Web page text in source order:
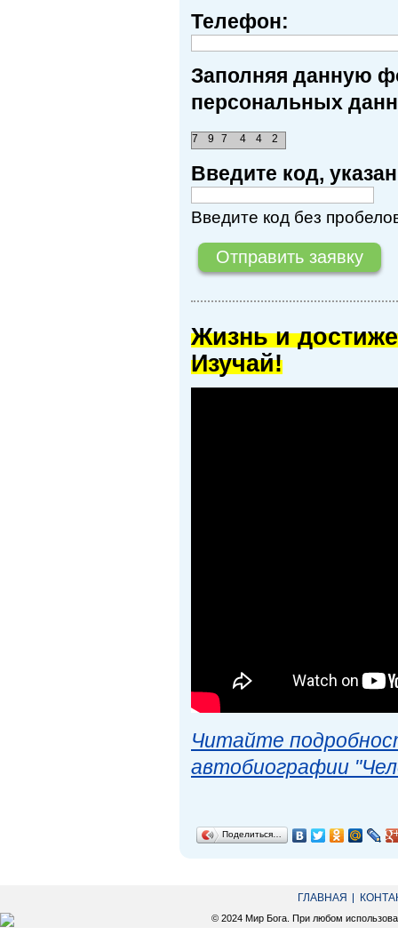
Телефон:
Заполняя данную
персональных
2
4
4
9 7
7
Введите код,
Введите код без
Жизнь и
Изучай!
Читайте
автобиографии
Поделиться…
ГЛАВНАЯ
© 2024 Мир Бога. При любом